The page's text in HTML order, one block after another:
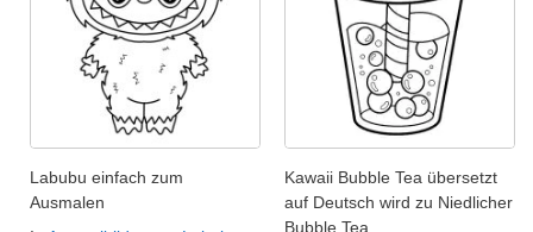
Labubu einfach zum
Ausmalen
Kawaii Bubble Tea übersetzt
auf Deutsch wird zu Niedlicher
Bubble Tea.